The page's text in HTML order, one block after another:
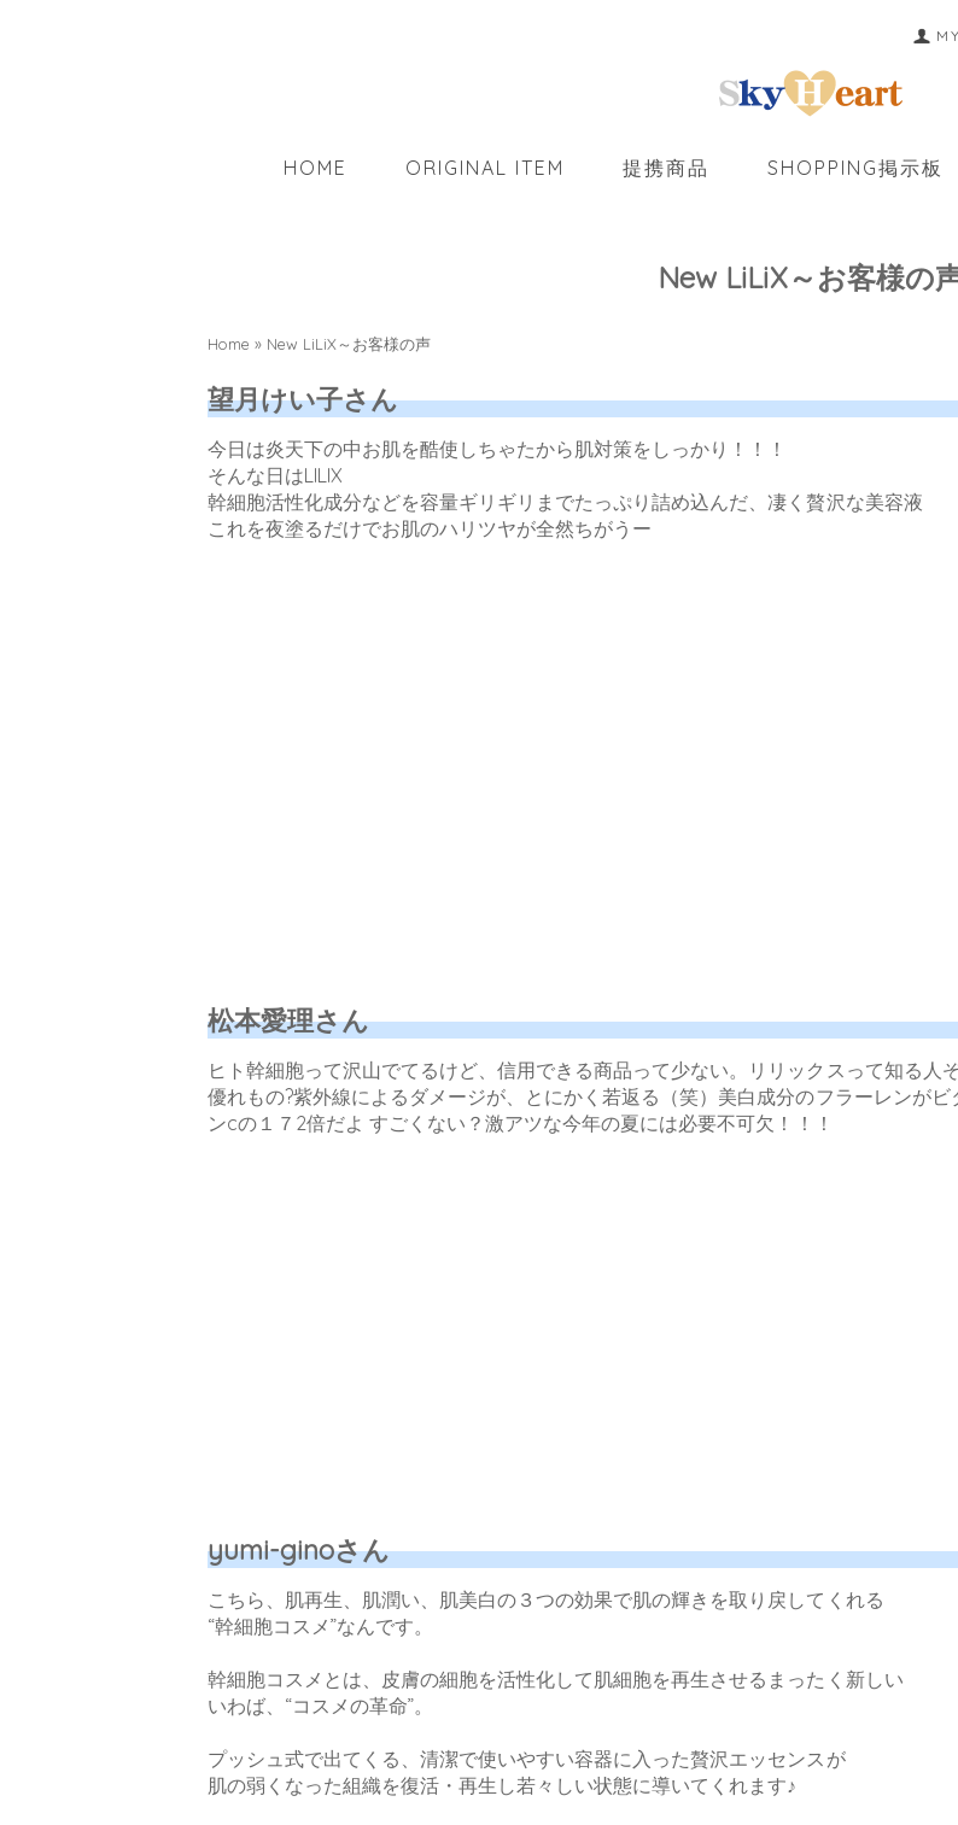
HOME ORIGINAL ITEM 提携商品 SHOPPING掲示板
New LiLiX～お客様の
Home » New LiLiX～お客様の声
望月けい子さん
今日は炎天下の中お肌を酷使しちゃたから肌対策をしっかり！！！
そんな日はLILIX
幹細胞活性化成分などを容量ギリギリまでたっぷり詰め込んだ、凄く贅沢な美容液
これを夜塗るだけでお肌のハリツヤが全然ちがうー
松本愛理さん
ヒト幹細胞って沢山でてるけど、信用できる商品って少ない。リリックスって知る人
優れもの?紫外線によるダメージが、とにかく若返る（笑）美白成分のフラーレンがビ
ンcの１７2倍だよ すごくない？激アツな今年の夏には必要不可欠！！！
yumi-ginoさん
こちら、肌再生、肌潤い、肌美白の３つの効果で肌の輝きを取り戻してくれる
“幹細胞コスメ”なんです。
幹細胞コスメとは、皮膚の細胞を活性化して肌細胞を再生させるまったく新しい
いわば、“コスメの革命”。
プッシュ式で出てくる、清潔で使いやすい容器に入った贅沢エッセンスが
肌の弱くなった組織を復活・再生し若々しい状態に導いてくれます♪